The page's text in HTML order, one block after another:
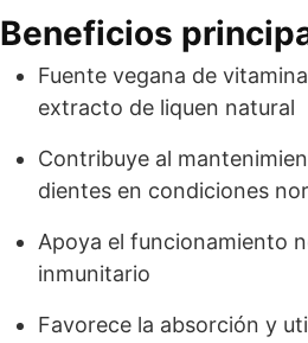
Beneficios
Fuente vegana de
extracto de liquen natural
Contribuye al
dientes en condiciones
Apoya el funcionamiento
inmunitario
Favorece la absorción y